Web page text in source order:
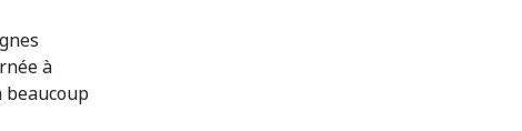
à
beaucoup